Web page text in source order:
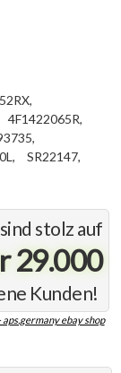
stolz auf
29.000
Kunden!
ebay shop
4F1422065R,
SR22147,